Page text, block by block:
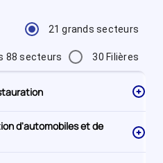
21 grands secteurs
88 secteurs 30 Filières
d'automobiles et de